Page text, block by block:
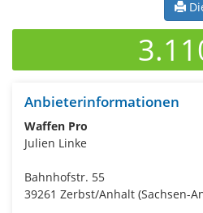
Anbieterinformationen
Waffen Pro
Julien Linke
Bahnhofstr. 55
39261 Zerbst/Anhalt (Sachsen-